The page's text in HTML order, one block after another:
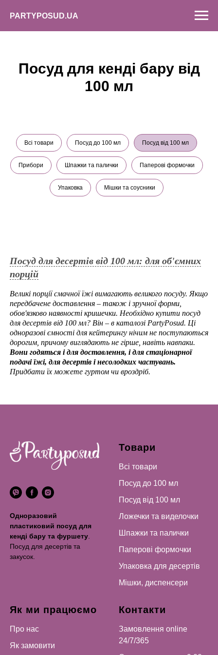
PARTYPOSUD.UA
Посуд для кенді бару від
100 мл
Всі товари Посуд до 100 мл Посуд від 100 мл
Прибори Шпажки та палички Паперові формочки
Упаковка Мішки та соусники
Посуд для десертів від 100 мл: для об'ємних
порцій
Великі порції смачної їжі вимагають великого посуду. Якщо
передбачене доставлення – також і зручної форми,
обов'язково наявності кришечки. Необхідно купити посуд
для десертів від 100 мл? Він – в каталозі PartyPosud. Ці
одноразові ємності для кейтерингу нічим не поступаються
дорогим, причому виглядають не гірше, навіть навпаки.
Вони годяться і для доставлення, і для стаціонарної
подачі їжі, для десертів і несолодких частувань.
Придбати їх можете гуртом чи вроздріб.
Одноразовий
пластиковий посуд для
кенді бару та фуршету
Посуд для десертів та
закусок.
Товари
Всі товари
Посуд до 100 мл
Посуд від 100 мл
Ложечки та виделочки
Шпажки та палички
Паперові формочки
Упаковка для десертів
Мішки, диспенсери
Як ми працюємо
Про нас
Як замовити
Контакти
Замовлення online
24/7/365